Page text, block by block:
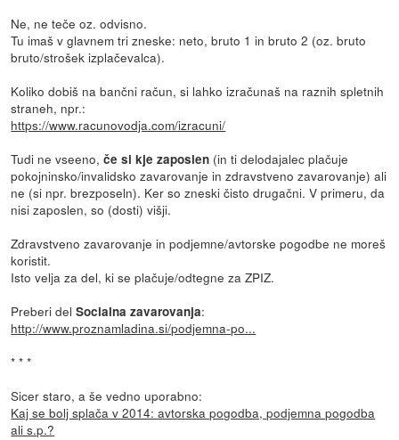
Ne, ne teče oz. odvisno.
Tu imaš v glavnem tri zneske: neto, bruto 1 in bruto 2 (oz. bruto
bruto/strošek izplačevalca).
Koliko dobiš na bančni račun, si lahko izračunaš na raznih spletnih
straneh, npr.:
https://www.racunovodja.com/izracuni/
Tudi ne vseeno,če si kje zaposlen (in ti delodajalec plačuje
pokojninsko/invalidsko zavarovanje in zdravstveno zavarovanje) ali
ne (si npr. brezposeln). Ker so zneski čisto drugačni. V primeru, da
nisi zaposlen, so (dosti) višji.
Zdravstveno zavarovanje in podjemne/avtorske pogodbe ne moreš
koristit.
Isto velja za del, ki se plačuje/odtegne za ZPIZ.
Preberi delSocialna zavarovanja:
http://www.proznamladina.si/podjemna-po...
* * *
Sicer staro, a še vedno uporabno:
Kaj se bolj splača v 2014: avtorska pogodba, podjemna pogodba
ali s.p.?